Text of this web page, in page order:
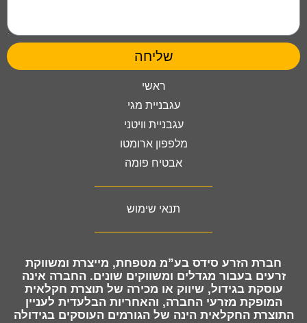
שליחה
ראשי
עגבניית מגי
עגבניית וויטני
מלפפון ארומטו
אבטיח פומה
תנאי שימוש
חברת הזרע סידס בע”מ מטפחת, מייצרת ומשווקת
זרעיםבעבור מגדלים ומשווקים שונים. החברה אינה
עוסקת בגידול, שיווק או מכירה של תוצרת חקלאית
המופקת מזרעי החברה, והאחריות הבלעדית לעניין
התוצרת החקלאית הינה של הגורמים העוסקים בגידולה